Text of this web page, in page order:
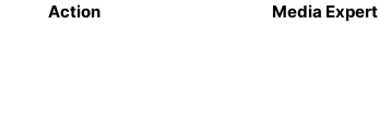
Action
Media Expert